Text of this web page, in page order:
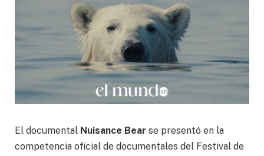
El documental Nuisance Bear se presentó en la
competencia oficial de documentales del Festival de